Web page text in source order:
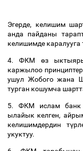
Эгерде, келишим
анда
пайданы
келишимде каралууга
4.ФКМ өз
каржылоо
ушул Жобого жана
турган кошумча
5. ФКМ ислам банк
ылайык келген,
келишимдердин
түрл
укуктуу.